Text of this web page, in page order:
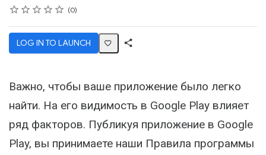
Rating
1 star
2 stars
3 stars
4 stars
5 stars
Average rating: 0 0
No reviews
LOG IN TO LAUNCH
Важно, чтобы ваше приложение было легко
найти. На его видимость в Google Play влияет
ряд факторов. Публикуя приложение в Google
Play, вы принимаете наши Правила программы